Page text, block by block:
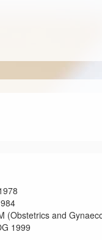
(Obstetrics and
1999